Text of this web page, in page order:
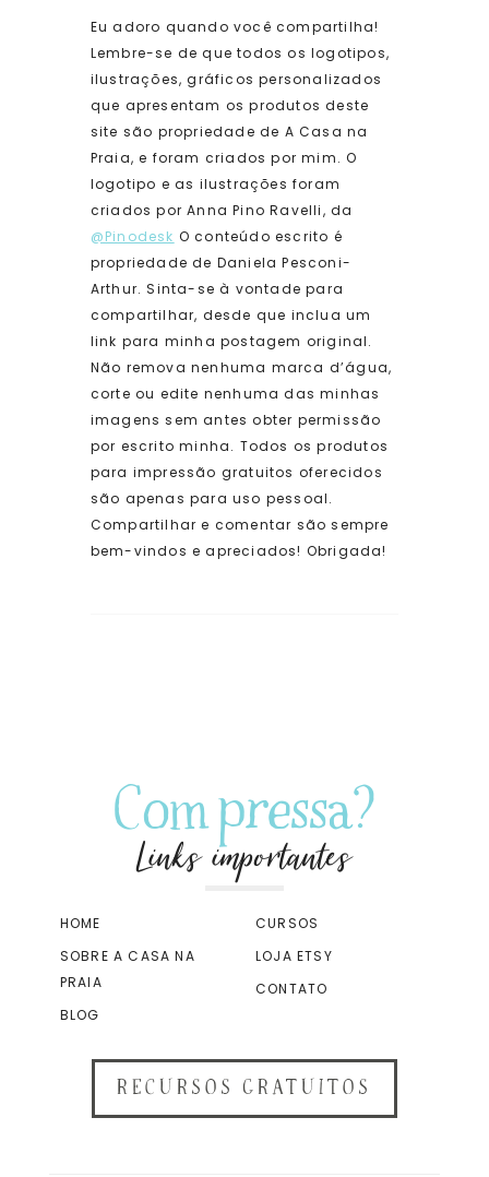
Eu adoro quando você compartilha!
Lembre-se de que todos os logotipos,
ilustrações, gráficos personalizados
que apresentam os produtos deste
site são propriedade de A Casa na
Praia, e foram criados por mim. O
logotipo e as ilustrações foram
criados por Anna Pino Ravelli, da
@Pinodesk O conteúdo escrito é
propriedade de Daniela Pesconi-
Arthur. Sinta-se à vontade para
compartilhar, desde que inclua um
link para minha postagem original.
Não remova nenhuma marca d’água,
corte ou edite nenhuma das minhas
imagens sem antes obter permissão
por escrito minha. Todos os produtos
para impressão gratuitos oferecidos
são apenas para uso pessoal.
Compartilhar e comentar são sempre
bem-vindos e apreciados! Obrigada!
Com pressa?
Links importantes
HOME
SOBRE A CASA NA
PRAIA
BLOG
CURSOS
LOJA ETSY
CONTATO
RECURSOS GRATUITOS